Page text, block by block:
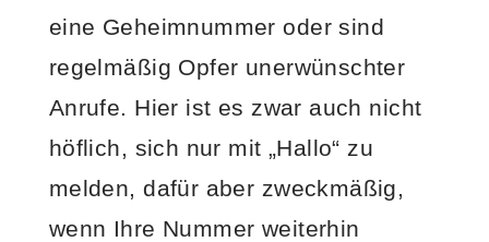
eine Geheimnummer oder sind
regelmäßig Opfer unerwünschter
Anrufe. Hier ist es zwar auch nicht
höflich, sich nur mit „Hallo“ zu
melden, dafür aber zweckmäßig,
wenn Ihre Nummer weiterhin